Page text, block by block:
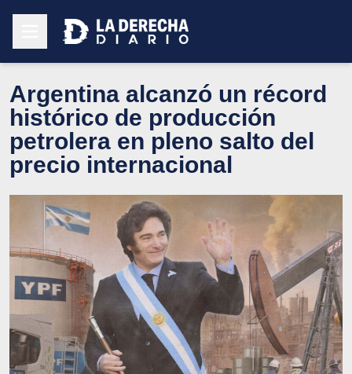
Argentina alcanzó un récord
histórico de producción
petrolera en pleno salto del
precio internacional